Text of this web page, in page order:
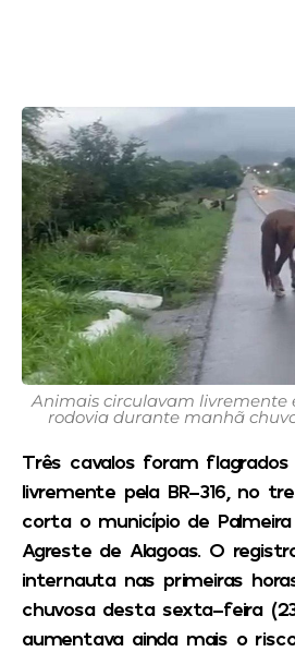
Animais circulavam livremente
rodovia durante manhã
Três cavalos foram flagrados
livremente pela BR-316, no
corta o município de
Agreste de Alagoas. O
internauta nas primeiras
chuvosa desta sexta-feira
aumentava ainda mais o